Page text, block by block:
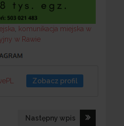
komunikacja miejska w
w Rawie
Zobacz profil
Następny wpis